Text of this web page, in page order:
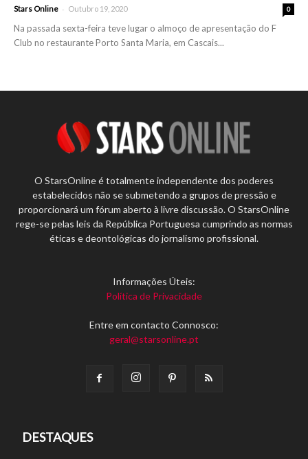
Stars Online - Outubro 19, 2020 0
Na passada sexta-feira teve lugar o almoço de apresentação do F
Club no restaurante Porto Santa Maria, em Cascais...
O StarsOnline é totalmente independente dos poderes
estabelecidos não se submetendo a grupos de pressão e
proporcionará um fórum aberto à livre discussão. O StarsOnline
rege-se pelas leis da República Portuguesa cumprindo as normas
éticas e deontológicas do jornalismo profissional.
Informações Úteis:
Política de Privacidade
Entre em contacto Connosco:
geral@starsonline.pt
DESTAQUES